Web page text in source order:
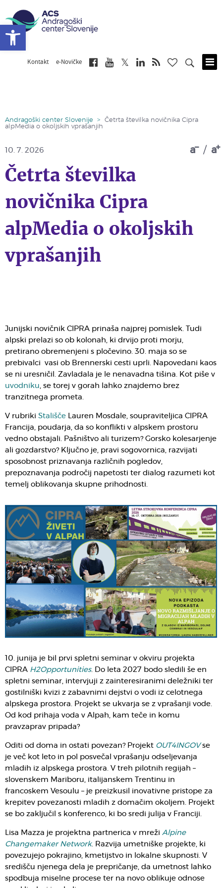
Kontakt e-Novičke
Andragoški center Slovenije >
Četrta številka novičnika Cipra
alpMedia o okoljskih vprašanjih
a / a
10. 7. 2026
Četrta številka
novičnika Cipra
alpMedia o okoljskih
vprašanjih
Junijski novičnik CIPRA prinaša najprej pomislek. Tudi
alpski prelazi so ob kolonah, ki drvijo proti morju,
pretirano obremenjeni s pločevino. 30. maja so se
prebivalci vasi ob Brennerski cesti uprli. Napovedani kaos
se ni uresničil. Zavladala je le nenavadna tišina. Kot piše v
uvodniku, se torej v gorah lahko znajdemo brez
tranzitnega prometa.
V rubriki Stališče Lauren Mosdale, soupraviteljica CIPRA
Francija, poudarja, da so konflikti v alpskem prostoru
vedno obstajali. Pašništvo ali turizem? Gorsko kolesarjenje
ali gozdarstvo? Ključno je, pravi sogovornica, razvijati
sposobnost priznavanja različnih pogledov,
prepoznavanja področij napetosti ter dialog razumeti kot
temelj oblikovanja skupne prihodnosti.
10. junija je bil prvi spletni seminar v okviru projekta
CIPRA H2Opportunities. Do leta 2027 bodo sledili še en
spletni seminar, intervjuji z zainteresiranimi deležniki ter
gostilniški kvizi z zabavnimi dejstvi o vodi iz celotnega
alpskega prostora. Projekt se ukvarja se z vprašanji vode.
Od kod prihaja voda v Alpah, kam teče in komu
pravzaprav pripada?
Oditi od doma in ostati povezan? Projekt OUT4INGOVse
je več kot leto in pol posvečal vprašanju odseljevanja
mladih iz alpskega prostora. V treh pilotnih regijah –
slovenskem Mariboru, italijanskem Trentinu in
francoskem Vesoulu – je preizkusil inovativne pristope za
krepitev povezanosti mladih z domačim okoljem. Projekt
se bo zaključil s konferenco, ki bo sredi julija v Franciji.
Lisa Mazza je projektna partnerica v mreži Alpine
Changemaker Network. Razvija umetniške projekte, ki
povezujejo pokrajino, kmetijstvo in lokalne skupnosti. V
središču njenega dela je prepričanje, da umetnost lahko
spodbuja miselne procese ter na novo oblikuje odnose
Open toolbar